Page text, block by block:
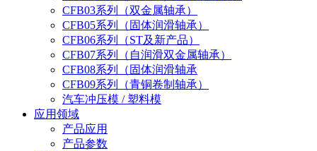
CFB03系列（双金属轴承）
CFB05系列（固体润滑轴承）
CFB06系列（ST及新产品）
CFB07系列（自润滑双金属轴承）
CFB08系列（固体润滑轴承
CFB09系列（青铜卷制轴承）
汽车冲压模 / 塑料模
应用领域
产品应用
产品参数